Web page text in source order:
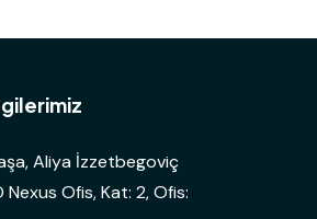
Aliya İzzetbegoviç
Nexus Ofis, Kat: 2, Ofis: